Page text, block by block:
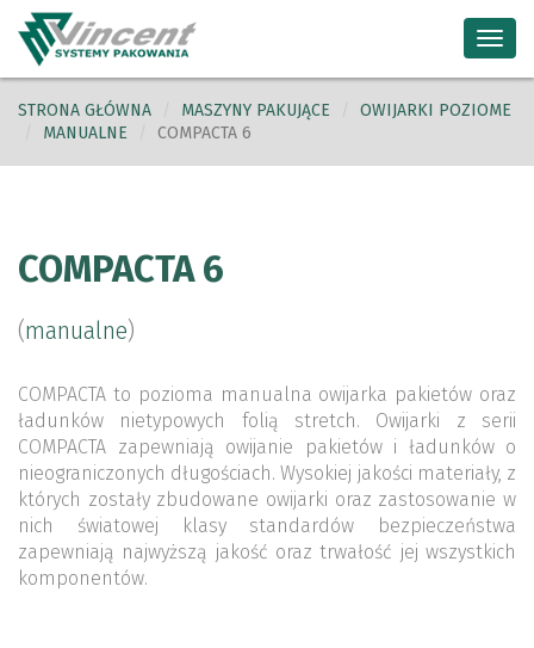
STRONA GŁÓWNA MASZYNY PAKUJĄCE
OWIJARKI POZIOME
MANUALNE
COMPACTA 6
COMPACTA 6
(manualne)
COMPACTA to pozioma manualna owijarka pakietów oraz
ładunków nietypowych folią stretch. Owijarki z serii
COMPACTA zapewniają owijanie pakietów i ładunków o
nieograniczonych długościach. Wysokiej jakości materiały, z
których zostały zbudowane owijarki oraz zastosowanie w
nich światowej klasy standardów bezpieczeństwa
zapewniają najwyższą jakość oraz trwałość jej wszystkich
komponentów.